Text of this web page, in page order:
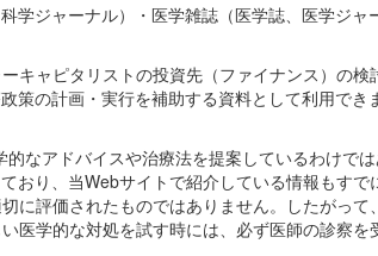
学ジャーナル）・医学雑誌（医学誌、医学ジャ
ャピタリストの投資先（ファイナンス）の検
策の計画・実行を補助する資料として利用でき
なアドバイスや治療法を提案しているわけで
おり、当Webサイトで紹介している情報もすで
に評価されたものではありません。したがって
医学的な対処を試す時には、必ず医師の診察を